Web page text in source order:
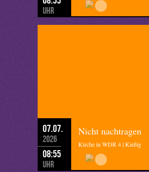
Uhr
07.07.
2026
08:55
Uhr
Nicht nachtragen
Kirche in WDR 4 | Kießig